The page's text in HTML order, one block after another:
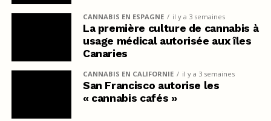
CANNABIS EN ESPAGNE il y a 3 semaines
La première culture de cannabis à
usage médical autorisée aux îles
Canaries
CANNABIS EN CALIFORNIE il y a 3 semaines
San Francisco autorise les
« cannabis cafés »